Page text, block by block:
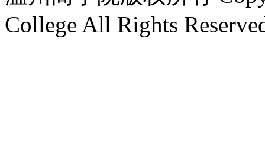
College All Rights